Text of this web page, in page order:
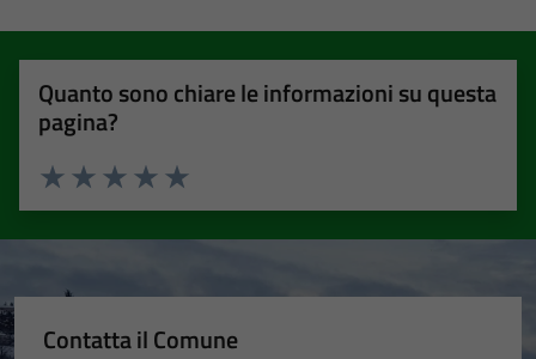
Quanto sono chiare le informazioni su questa
pagina?
Valuta 5 stelle su 5
Valuta 4 stelle su 5
Valuta 3 stelle su 5
Valuta 2 stelle su 5
Valuta 1 stelle su 5
Contatta il Comune